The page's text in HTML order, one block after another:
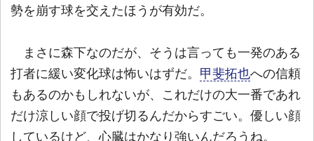
勢を崩す球を交えたほうが有効だ。
まさに森下なのだが、そうは言っても一発のある
打者に緩い変化球は怖いはずだ。 甲斐拓也への信頼
もあるのかもしれないが、これだけの大一番であれ
だけ涼しい顔で投げ切るんだからすごい。優しい顔
しているけど、心臓はかなり強いんだろうね。